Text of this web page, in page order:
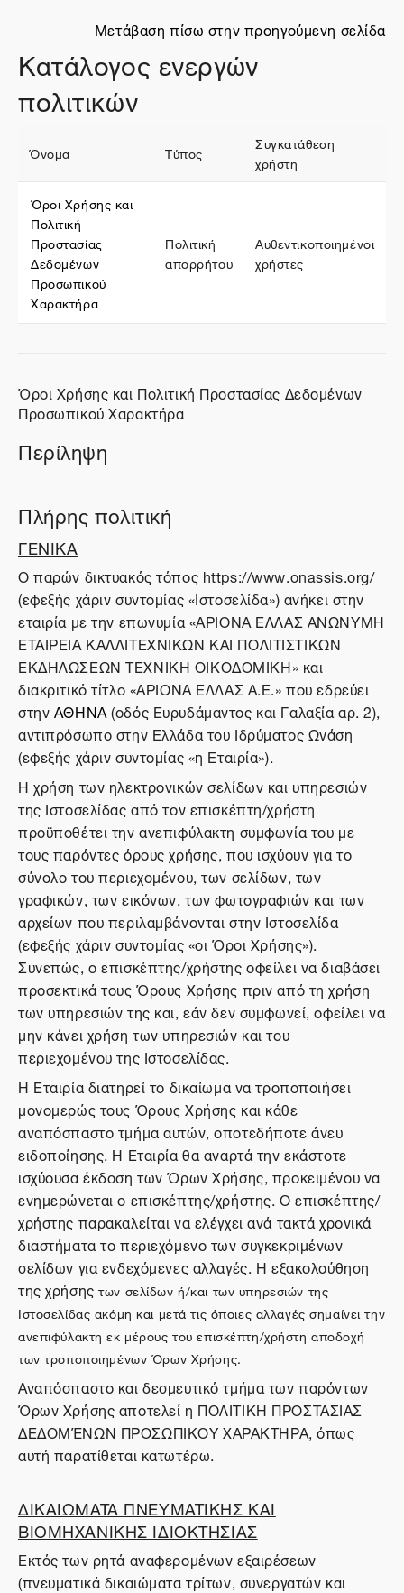
Μετάβαση πίσω στην προηγούμενη σελίδα
Κατάλογος ενεργών
πολιτικών
Όνομα Τύπος
Συγκατάθεση
χρήστη
Όροι Χρήσης και
Πολιτική
Προστασίας
Δεδομένων
Προσωπικού
Χαρακτήρα
Πολιτική
απορρήτου
Αυθεντικοποιημένοι
χρήστες
Όροι Χρήσης και Πολιτική Προστασίας Δεδομένων
Προσωπικού Χαρακτήρα
Περίληψη
Πλήρης πολιτική
ΓΕΝΙΚΑ
O παρών δικτυακός τόπος https://www.onassis.org/
(εφεξής χάριν συντομίας «Ιστοσελίδα») ανήκει στην
εταιρία με την επωνυμία «ΑΡΙΟΝΑ ΕΛΛΑΣ ΑΝΩΝΥΜΗ
ΕΤΑΙΡΕΙΑ ΚΑΛΛΙΤΕΧΝΙΚΩΝ ΚΑΙ ΠΟΛΙΤΙΣΤΙΚΩΝ
ΕΚΔΗΛΩΣΕΩΝ ΤΕΧΝΙΚΗ ΟΙΚΟΔΟΜΙΚΗ» και
διακριτικό τίτλο «ΑΡΙΟΝΑ ΕΛΛΑΣ Α.Ε.» που εδρεύει
στηνΑΘΗΝΑ(οδός Ευρυδάμαντος και Γαλαξία αρ. 2),
αντιπρόσωπο στην Ελλάδα του Ιδρύματος Ωνάση
(εφεξής χάριν συντομίας «η Εταιρία»).
Η χρήση των ηλεκτρονικών σελίδων και υπηρεσιών
της Ιστοσελίδας από τον επισκέπτη/χρήστη
προϋποθέτει την ανεπιφύλακτη συμφωνία του με
τους παρόντες όρους χρήσης, που ισχύουν για το
σύνολο του περιεχομένου, των σελίδων, των
γραφικών, των εικόνων, των φωτογραφιών και των
αρχείων που περιλαμβάνονται στην Ιστοσελίδα
(εφεξής χάριν συντομίας «οι Όροι Χρήσης»).
Συνεπώς, ο επισκέπτης/χρήστης οφείλει να διαβάσει
προσεκτικά τους Όρους Χρήσης πριν από τη χρήση
των υπηρεσιών της και, εάν δεν συμφωνεί, οφείλει να
μην κάνει χρήση των υπηρεσιών και του
περιεχομένου της Ιστοσελίδας.
Η Εταιρία διατηρεί το δικαίωμα να τροποποιήσει
μονομερώς τους Όρους Χρήσης και κάθε
αναπόσπαστο τμήμα αυτών, οποτεδήποτε άνευ
ειδοποίησης. Η Εταιρία θα αναρτά την εκάστοτε
ισχύουσα έκδοση των Όρων Χρήσης, προκειμένου να
ενημερώνεται ο επισκέπτης/χρήστης. Ο επισκέπτης/
χρήστης παρακαλείται να ελέγχει ανά τακτά χρονικά
διαστήματα το περιεχόμενο των συγκεκριμένων
σελίδων για ενδεχόμενες αλλαγές. Η εξακολούθηση
της χρήσηςτων σελίδων ή/και των υπηρεσιών της
Ιστοσελίδας ακόμη και μετά τις όποιες αλλαγές σημαίνει την
ανεπιφύλακτη εκ μέρους του επισκέπτη/χρήστη αποδοχή
των τροποποιημένων Όρων Χρήσης.
Αναπόσπαστο και δεσμευτικό τμήμα των παρόντων
Όρων Χρήσης αποτελεί η ΠΟΛΙΤΙΚΗ ΠΡΟΣΤΑΣΙΑΣ
ΔΕΔΟΜΈΝΩΝ ΠΡΟΣΩΠΙΚΟΥ ΧΑΡΑΚΤΗΡΑ, όπως
αυτή παρατίθεται κατωτέρω.
ΔΙΚΑΙΩΜΑΤΑ ΠΝΕΥΜΑΤΙΚΗΣ ΚΑΙ
ΒΙΟΜΗΧΑΝΙΚΗΣ ΙΔΙΟΚΤΗΣΙΑΣ
Εκτός των ρητά αναφερομένων εξαιρέσεων
(πνευματικά δικαιώματα τρίτων, συνεργατών και